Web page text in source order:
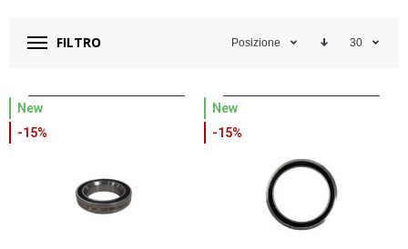
FILTRO Posizione 30
New
-15%
New
-15%